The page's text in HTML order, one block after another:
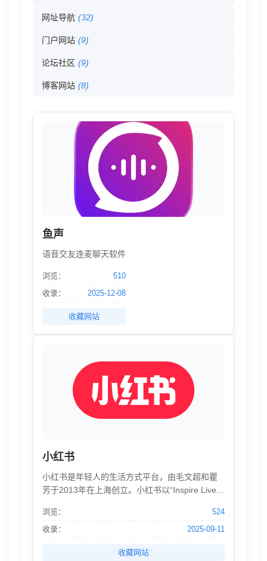
网址导航 (32)
门户网站 (9)
论坛社区 (9)
博客网站 (8)
鱼声
语音交友连麦聊天软件
浏览：
510
收录：
2025-12-08
收藏网站
小红书
小红书是年轻人的生活方式平台，由毛文超和瞿
芳于2013年在上海创立。小红书以“Inspire Lives
视频、图文等形式记录生活点滴，分享生活方
式，并基于兴趣形成互动。截至到2019年10月，
90后，并持续快速增长。
浏览：
524
收录：
2025-09-11
收藏网站